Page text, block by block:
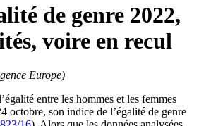
de genre 2022,
voire en recul
Europe)
entre les hommes et les femmes
octobre, son indice de l’égalité de genre